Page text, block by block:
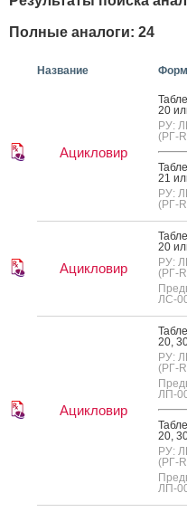
Полные аналоги: 24
Название
Ацикловир
20
РУ:
(РГ-
21
РУ:
(РГ-
Ацикловир
20
РУ:
(РГ-
ЛС-
Ацикловир
20,
РУ:
(РГ-
ЛП-
20,
РУ:
(РГ-
ЛП-